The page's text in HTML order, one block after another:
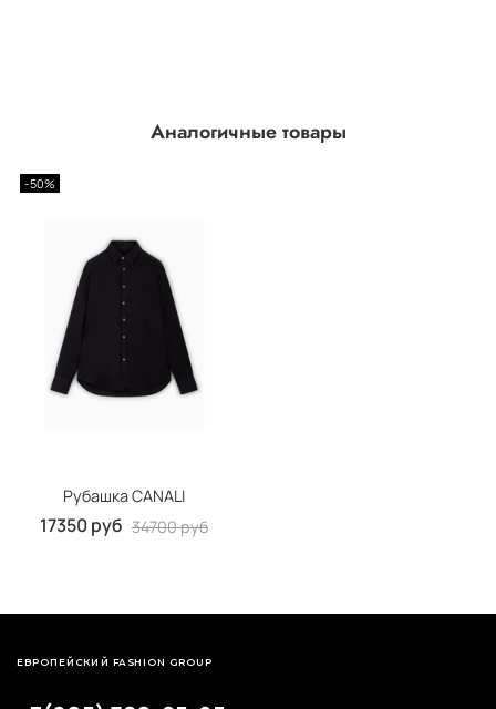
Аналогичные товары
-50%
Рубашка CANALI
17350 руб 34700 руб
ЕВРОПЕЙСКИЙ FASHION GROUP